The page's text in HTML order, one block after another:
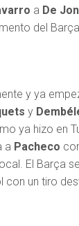
a De
del
y ya
y
ya hizo en
a Pacheco
El Barça
con un tiro